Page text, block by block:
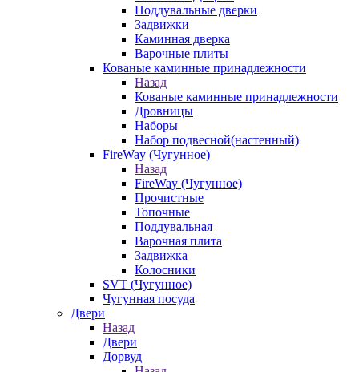
Поддувальные дверки
Задвижки
Каминная дверка
Варочные плиты
Кованые каминные принадлежности
Назад
Кованые каминные принадлежности
Дровницы
Наборы
Набор подвесной(настенный)
FireWay (Чугунное)
Назад
FireWay (Чугунное)
Прочистные
Топочные
Поддувальная
Варочная плита
Задвижка
Колосники
SVT (Чугунное)
Чугунная посуда
Двери
Назад
Двери
Дорвуд